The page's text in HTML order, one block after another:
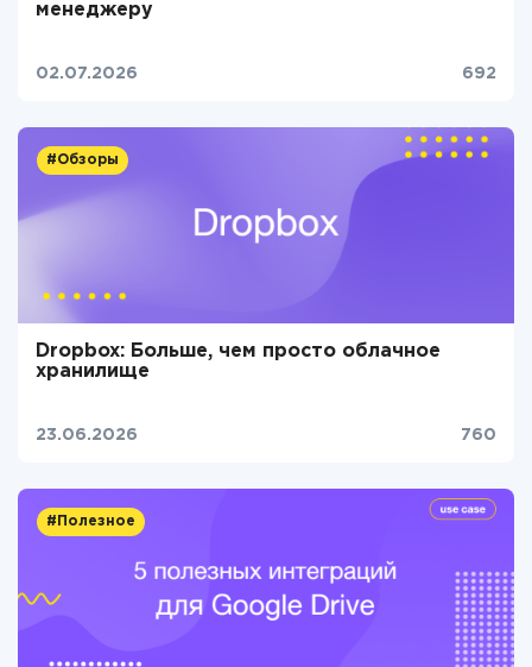
менеджеру
02.07.2026 692
#Обзоры
Dropbox: Больше, чем просто облачное
хранилище
23.06.2026 760
#Полезное